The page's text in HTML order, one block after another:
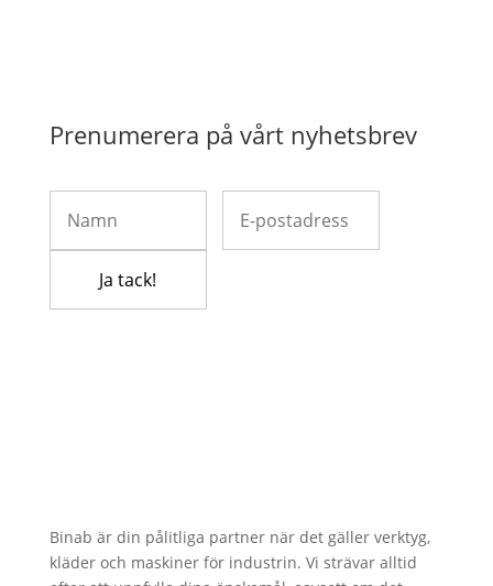
Prenumerera på vårt nyhetsbrev
Binab är din pålitliga partner när det gäller verktyg,
kläder och maskiner för industrin. Vi strävar alltid